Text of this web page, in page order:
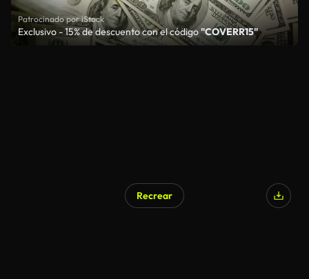
Patrocinado por iStock
Exclusivo - 15% de descuento con el código"COVERR15"
Recrear